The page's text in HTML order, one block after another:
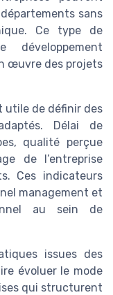
sans
Ce type de
œuvre des projets
utile de définir des
Délai de
qualité perçue
de l’entreprise
Ces indicateurs
management et
au sein de
issues des
évoluer le mode
qui structurent